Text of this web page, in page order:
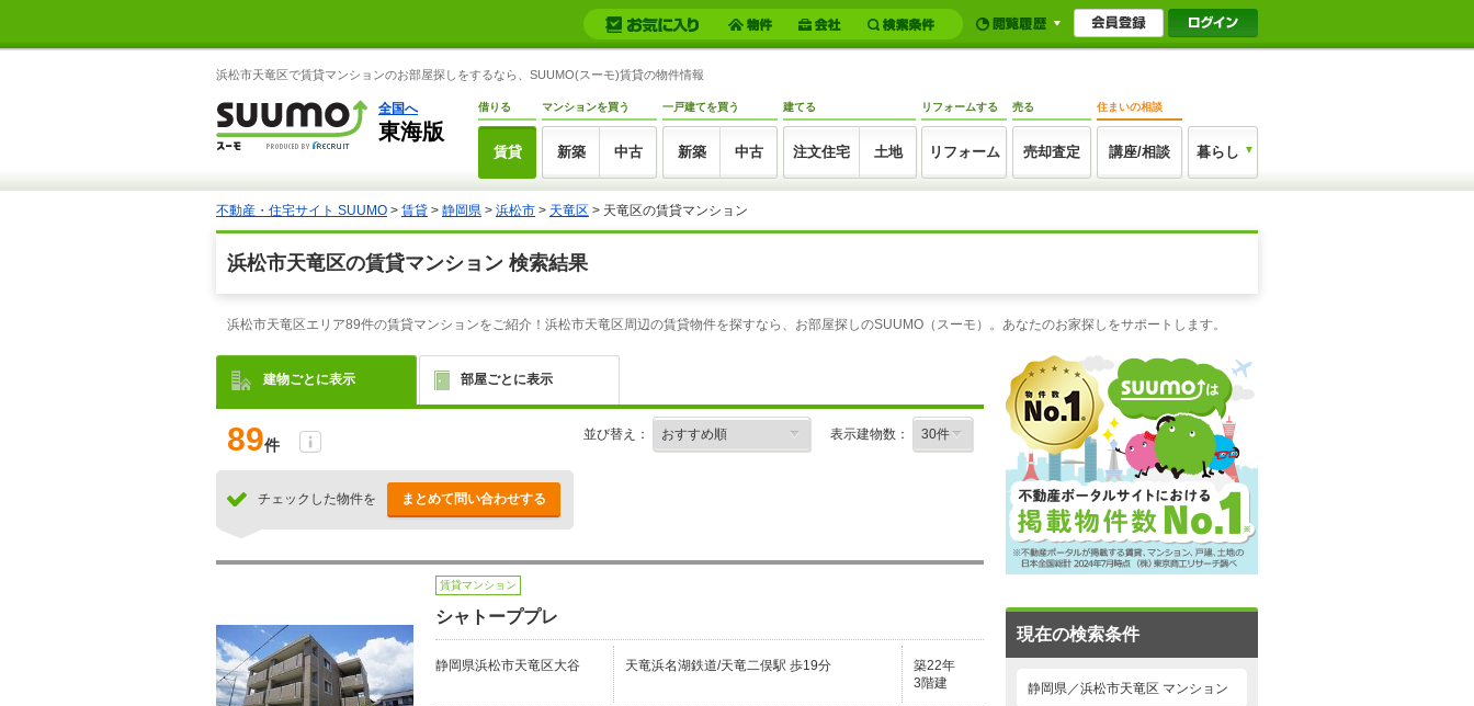
浜松市天竜区で賃貸マンションのお部屋探しをするなら、SUUMO(スーモ)賃貸の物件情報
全国へ
東海版
借りる
賃貸
マンションを買う
新築 中古
一戸建てを買う
新築 中古
建てる
注文住宅 土地
リフォームする
リフォーム
売る
売却査定
住まいの相談
講座/相談 暮らし
不動産・住宅サイト SUUMO > 賃貸 > 静岡県 > 浜松市 > 天竜区 > 天竜区の賃貸マンション
浜松市天竜区の賃貸マンション 検索結果
浜松市天竜区エリア89件の賃貸マンションをご紹介！浜松市天竜区周辺の賃貸物件を探すなら、お部屋探しのSUUMO（スーモ）。あなたのお家探しをサポートします。
建物ごとに表示 部屋ごとに表示
89件
並び替え： 表示建物数：
チェックした物件を まとめて問い合わせする
賃貸マンション
シャトーププレ
静岡県浜松市天竜区大谷 天竜浜名湖鉄道/天竜二俣駅 歩19分
築22年
3階建
現在の検索条件
静岡県／浜松市天竜区 マンション